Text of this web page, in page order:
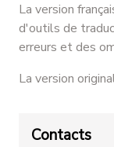
La version
d'outils de
erreurs et des
La version
Contacts